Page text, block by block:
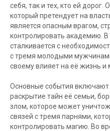
себя, так и тех, кто ей
который претендует на
является опасным врагом,
контролировать академию. В
сталкивается с
с тремя молодыми
своему влияет на её жизнь и
Основные события
раскрытие тайн её семьи,
злом, которое может
связей с тремя парнями,
контролировать магию. Во